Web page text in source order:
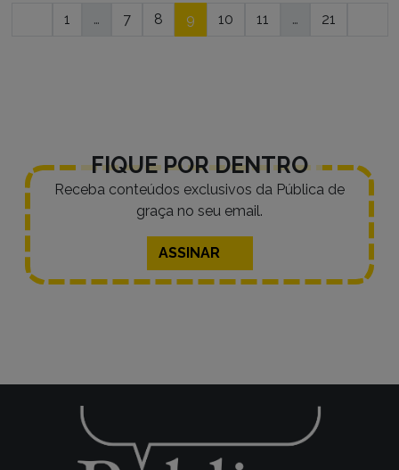
Navegação
1 … 7 8 9 10 11 … 21
FIQUE POR DENTRO
Receba conteúdos exclusivos da Pública de
graça no seu email.
ASSINAR